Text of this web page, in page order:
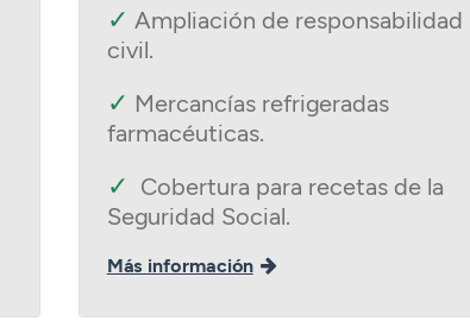
✓ Ampliación de responsabilidad
civil.
✓ Mercancías refrigeradas
farmacéuticas.
✓ Cobertura para recetas de la
Seguridad Social.
Más información